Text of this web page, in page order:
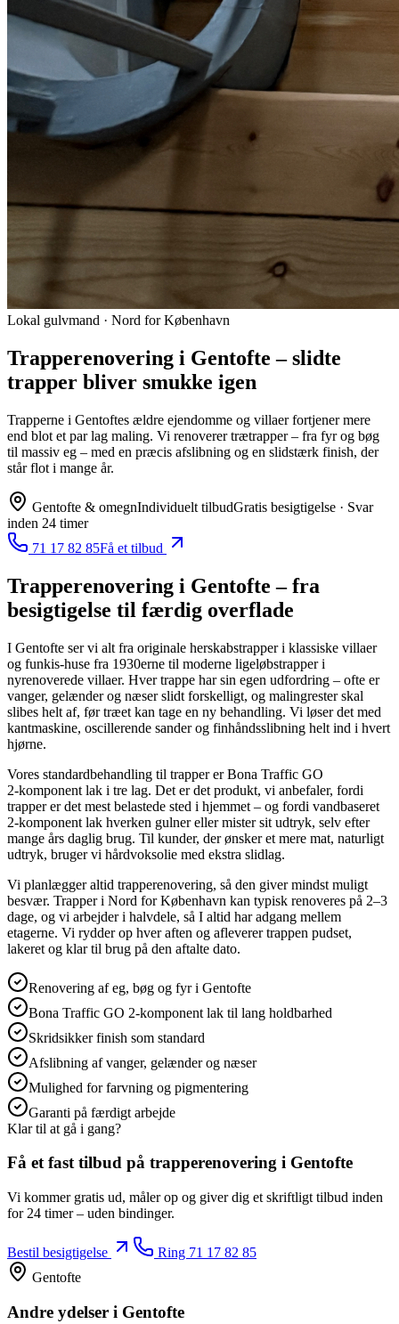
Lokal gulvmand · Nord for København
Trapperenovering i Gentofte – slidte
trapper bliver smukke igen
Trapperne i Gentoftes ældre ejendomme og villaer fortjener mere
end blot et par lag maling. Vi renoverer trætrapper – fra fyr og bøg
til massiv eg – med en præcis afslibning og en slidstærk finish, der
står flot i mange år.
Gentofte & omegnIndividuelt tilbudGratis besigtigelse · Svar
inden 24 timer
71 17 82 85Få et tilbud
Trapperenovering i Gentofte – fra
besigtigelse til færdig overflade
I Gentofte ser vi alt fra originale herskabstrapper i klassiske villaer
og funkis-huse fra 1930erne til moderne ligeløbstrapper i
nyrenoverede villaer. Hver trappe har sin egen udfordring – ofte er
vanger, gelænder og næser slidt forskelligt, og malingrester skal
slibes helt af, før træet kan tage en ny behandling. Vi løser det med
kantmaskine, oscillerende sander og finhåndsslibning helt ind i hvert
hjørne.
Vores standardbehandling til trapper er Bona Traffic GO
2‑komponent lak i tre lag. Det er det produkt, vi anbefaler, fordi
trapper er det mest belastede sted i hjemmet – og fordi vandbaseret
2‑komponent lak hverken gulner eller mister sit udtryk, selv efter
mange års daglig brug. Til kunder, der ønsker et mere mat, naturligt
udtryk, bruger vi hårdvoksolie med ekstra slidlag.
Vi planlægger altid trapperenovering, så den giver mindst muligt
besvær. Trapper i Nord for København kan typisk renoveres på 2–3
dage, og vi arbejder i halvdele, så I altid har adgang mellem
etagerne. Vi rydder op hver aften og afleverer trappen pudset,
lakeret og klar til brug på den aftalte dato.
Renovering af eg, bøg og fyr i Gentofte
Bona Traffic GO 2‑komponent lak til lang holdbarhed
Skridsikker finish som standard
Afslibning af vanger, gelænder og næser
Mulighed for farvning og pigmentering
Garanti på færdigt arbejde
Klar til at gå i gang?
Få et fast tilbud på trapperenovering i Gentofte
Vi kommer gratis ud, måler op og giver dig et skriftligt tilbud inden
for 24 timer – uden bindinger.
Bestil besigtigelse Ring 71 17 82 85
Gentofte
Andre ydelser i Gentofte